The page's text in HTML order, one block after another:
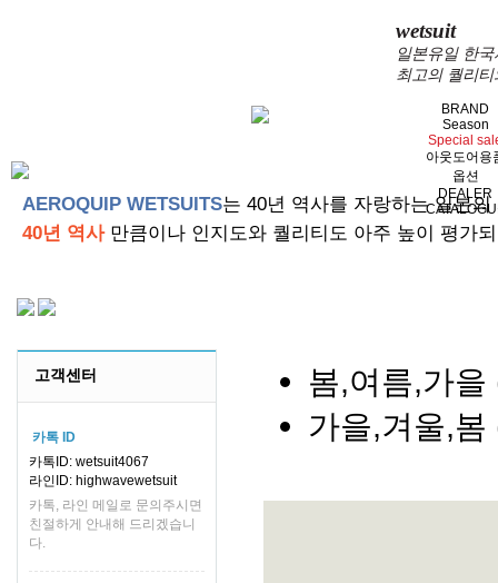
wetsuit
일본유일 한
최고의 퀄리
BRAND
Season
Special
아웃도어용
옵션
DEALER
AEROQUIP WETSUITS는 40년 역사를 자랑하는 일본
40년 역사만큼이나 인지도와 퀄리티도 아주 높이 평가
고객센터
카톡 ID
카톡ID: wetsuit4067
라인ID: highwavewetsuit
카톡, 라인 메일로 문의주시면
친절하게 안내해 드리겠습니
다.
봄,여름,가을
가을,겨울,봄